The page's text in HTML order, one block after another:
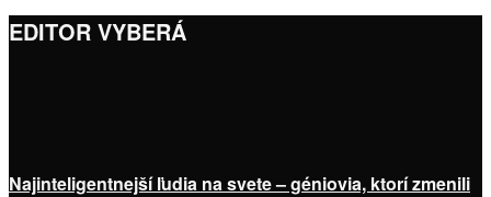
EDITOR VYBERÁ
Najinteligentnejší ľudia na svete – géniovia, ktorí zmenili